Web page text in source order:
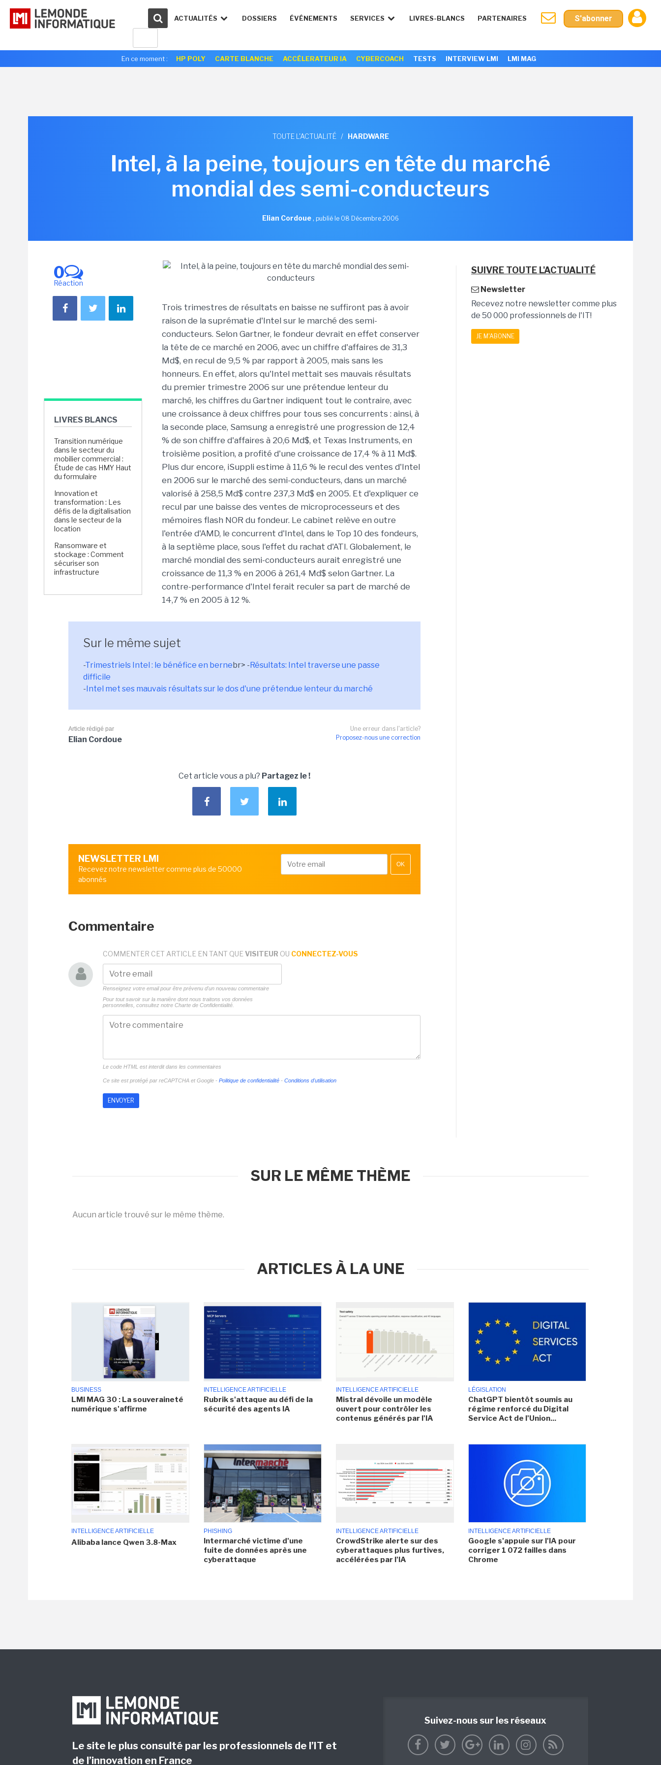
ACTUALITÉS DOSSIERS ÉVÉNEMENTS SERVICES LIVRES-BLANCS PARTENAIRES S'abonner
En ce moment : HP POLY CARTE BLANCHE ACCÉLERATEUR IA CYBERCOACH TESTS INTERVIEW LMI LMI MAG
TOUTE L'ACTUALITÉ / HARDWARE
Intel, à la peine, toujours en tête du marché
mondial des semi-conducteurs
Elian Cordoue, publié le 08 Décembre 2006
0
Réaction
LIVRES BLANCS
Transition numérique
dans le secteur du
mobilier commercial :
Étude de cas HMY Haut
du formulaire
Innovation et
transformation : Les
défis de la digitalisation
dans le secteur de la
location
Ransomware et
stockage : Comment
sécuriser son
infrastructure
Trois trimestres de résultats en baisse ne suffiront pas à avoir
raison de la suprématie d'Intel sur le marché des semi-
conducteurs. Selon Gartner, le fondeur devrait en effet conserver
la tête de ce marché en 2006, avec un chiffre d'affaires de 31,3
Md$, en recul de 9,5 % par rapport à 2005, mais sans les
honneurs. En effet, alors qu'Intel mettait ses mauvais résultats
du premier trimestre 2006 sur une prétendue lenteur du
marché, les chiffres du Gartner indiquent tout le contraire, avec
une croissance à deux chiffres pour tous ses concurrents : ainsi, à
la seconde place, Samsung a enregistré une progression de 12,4
% de son chiffre d'affaires à 20,6 Md$, et Texas Instruments, en
troisième position, a profité d'une croissance de 17,4 % à 11 Md$.
Plus dur encore, iSuppli estime à 11,6 % le recul des ventes d'Intel
en 2006 sur le marché des semi-conducteurs, dans un marché
valorisé à 258,5 Md$ contre 237,3 Md$ en 2005. Et d'expliquer ce
recul par une baisse des ventes de microprocesseurs et des
mémoires flash NOR du fondeur. Le cabinet relève en outre
l'entrée d'AMD, le concurrent d'Intel, dans le Top 10 des fondeurs,
à la septième place, sous l'effet du rachat d'ATI. Globalement, le
marché mondial des semi-conducteurs aurait enregistré une
croissance de 11,3 % en 2006 à 261,4 Md$ selon Gartner. La
contre-performance d'Intel ferait reculer sa part de marché de
14,7 % en 2005 à 12 %.
Sur le même sujet
-Trimestriels Intel : le bénéfice en bernebr> -Résultats: Intel traverse une passe
difficile
-Intel met ses mauvais résultats sur le dos d'une prétendue lenteur du marché
Une erreur dans l'article?
Proposez-nous une correction
Article rédigé par
Elian Cordoue
Cet article vous a plu? Partagez le !
NEWSLETTER LMI
Recevez notre newsletter comme plus de 50000
abonnés
OK
Commentaire
COMMENTER CET ARTICLE EN TANT QUE VISITEUR OU CONNECTEZ-VOUS
Renseignez votre email pour être prévenu d'un nouveau commentaire
Pour tout savoir sur la manière dont nous traitons vos données
personnelles, consultez notre Charte de Confidentialité.
Le code HTML est interdit dans les commentaires
Ce site est protégé par reCAPTCHA et Google - Politique de confidentialité - Conditions d'utilisation
SUIVRE TOUTE L'ACTUALITÉ
Newsletter
Recevez notre newsletter comme plus
de 50 000 professionnels de l'IT!
JE M'ABONNE
SUR LE MÊME THÈME
Aucun article trouvé sur le même thème.
ARTICLES À LA UNE
BUSINESS
LMI MAG 30 : La souveraineté
numérique s'affirme
INTELLIGENCE ARTIFICIELLE
Rubrik s'attaque au défi de la
sécurité des agents IA
INTELLIGENCE ARTIFICIELLE
Mistral dévoile un modèle
ouvert pour contrôler les
contenus générés par l'IA
LÉGISLATION
ChatGPT bientôt soumis au
régime renforcé du Digital
Service Act de l'Union...
INTELLIGENCE ARTIFICIELLE
Alibaba lance Qwen 3.8-Max
PHISHING
Intermarché victime d'une
fuite de données après une
cyberattaque
INTELLIGENCE ARTIFICIELLE
CrowdStrike alerte sur des
cyberattaques plus furtives,
accélérées par l'IA
INTELLIGENCE ARTIFICIELLE
Google s'appuie sur l'IA pour
corriger 1 072 failles dans
Chrome
Le site le plus consulté par les professionnels de l’IT et
de l’innovation en France
Suivez-nous sur les réseaux